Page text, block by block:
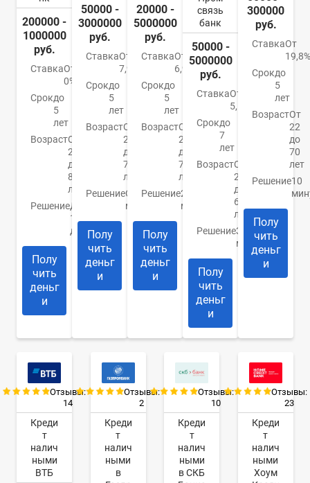
200000 -
1000000
руб.
СтавкаОт
0%
Срокдо
5
лет
ВозрастОт
20
до
85
лет
РешениеДо
1
дня
Полу
чить
деньг
и
50000 -
3000000
руб.
СтавкаОт
7,9%
Срокдо
5
лет
ВозрастОт
21
до
70
лет
РешениеОт 15
минут
Полу
чить
деньг
и
20000 -
5000000
руб.
СтавкаОт
6,9%
Срокдо
5
лет
ВозрастОт
20
до
70
лет
Решение2
минуты
Полу
чить
деньг
и
связь
банк
50000 -
5000000
руб.
СтавкаОт
5,5%
Срокдо
7
лет
ВозрастОт
23
до
65
лет
РешениеЗа 5
минут
Полу
чить
деньг
и
300000
руб.
СтавкаОт
19,8%
Срокдо
5
лет
ВозрастОт
22
до
70
лет
Решение10
Полу
чить
деньг
и
Отзывы:
14
Креди
т
налич
ными
ВТБ
Отзывы:
2
Креди
т
налич
ными
в
Отзывы:
10
Креди
т
налич
ными
в СКБ
Отзывы:
23
Креди
т
налич
ными
Хоум